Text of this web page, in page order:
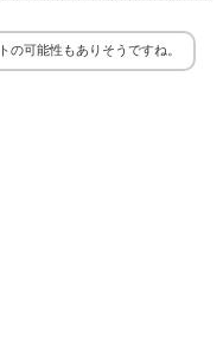
の可能性もありそうですね。